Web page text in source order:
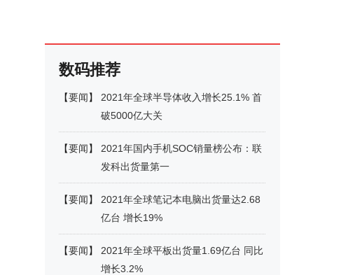
数码推荐
【要闻】
2021年全球半导体收入增长25.1% 首
破5000亿大关
【要闻】
2021年国内手机SOC销量榜公布：联
发科出货量第一
【要闻】
2021年全球笔记本电脑出货量达2.68
亿台 增长19%
【要闻】
2021年全球平板出货量1.69亿台 同比
增长3.2%